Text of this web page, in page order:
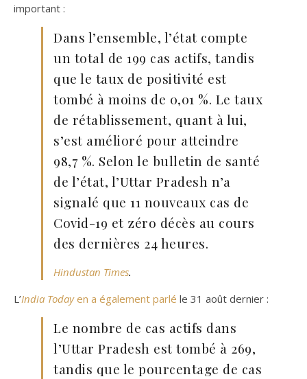
important :
Dans l’ensemble, l’état compte
un total de 199 cas actifs, tandis
que le taux de positivité est
tombé à moins de 0,01 %. Le taux
de rétablissement, quant à lui,
s’est amélioré pour atteindre
98,7 %. Selon le bulletin de santé
de l’état, l’Uttar Pradesh n’a
signalé que 11 nouveaux cas de
Covid-19 et zéro décès au cours
des dernières 24 heures.
Hindustan Times.
L’India Todayen a également parlé le 31 août dernier :
Le nombre de cas actifs dans
l’Uttar Pradesh est tombé à 269,
tandis que le pourcentage de cas